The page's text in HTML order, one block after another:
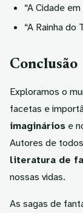
“A Cidade
“A Rainha do
Conclusão
Exploramos o
facetas e
imaginários e
Autores de
literatura de
nossas vidas.
As sagas de